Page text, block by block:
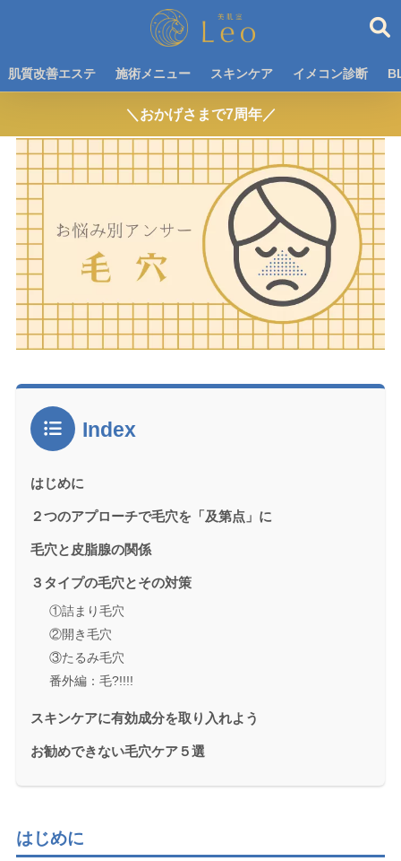
肌質改善エステ 施術メニュー スキンケア イメコン診断
＼おかげさまで7周年／
Index
はじめに
２つのアプローチで毛穴を「及第点」に
毛穴と皮脂腺の関係
３タイプの毛穴とその対策
①詰まり毛穴
②開き毛穴
③たるみ毛穴
番外編：毛?!!!!
スキンケアに有効成分を取り入れよう
お勧めできない毛穴ケア５選
はじめに